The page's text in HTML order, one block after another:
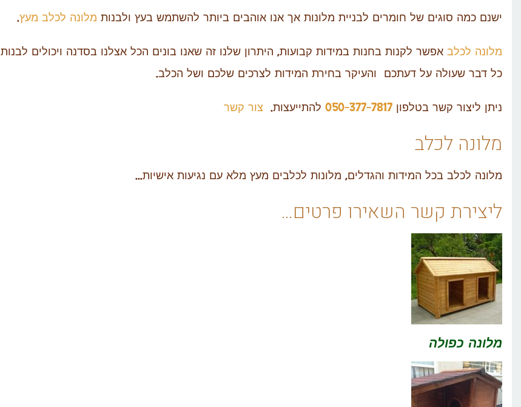
ישנם כמה סוגים של חומרים לבניית מלונות אך אנו אוהבים ביותר להשתמש בעץ ולבנות מלונה לכלב מעץ.
מלונה לכלב אפשר לקנות בחנות במידות קבועות, היתרון שלנו זה שאנו בונים הכל אצלנו בסדנה ויכולים לבנות
כל דבר שעולה על דעתכם והעיקר בחירת המידות לצרכים שלכם ושל הכלב.
ניתן ליצור קשר בטלפון 050-377-7817 להתייעצות. צור קשר
מלונה לכלב
מלונה לכלב בכל המידות והגדלים, מלונות לכלבים מעץ מלא עם נגיעות אישיות…
ליצירת קשר השאירו פרטים…
מלונה כפולה